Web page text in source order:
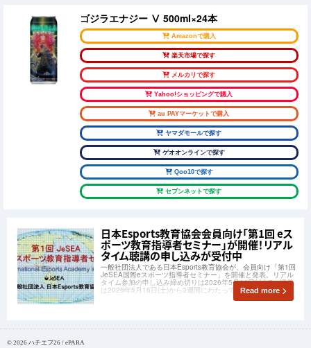
ゴジラエナジー Ⅴ 500ml×24本
Amazonで購入
楽天市場で探す
メルカリで探す
Yahoo!ショッピングで購入
au PAYマーケットで購入
ヤマダモールで探す
ゲオオンラインで探す
Qoo10で探す
セブンネットで探す
日本Esports教育協会会員向け「第1回 eス
ポーツ教育指導者セミナー」が開催！リアル
タイム聴講の申し込みが受付中
一般社団法人である日本Esports教育協会が、会員向け「第1回
JeSEA国際eスポーツ指導者セミナー」を開催と発表。リアル
タイム参加の申し込み締め切りは2026年5月14日(木)で、講義
は2026年5月16日(土)から3週間にわたって行われます。
Read more
©︎ 2026 ハチエフ26 / ePARA